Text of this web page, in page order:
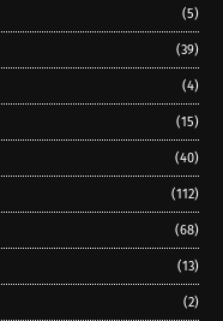
(5)
(39)
(4)
(15)
(40)
(112)
(68)
(13)
(2)